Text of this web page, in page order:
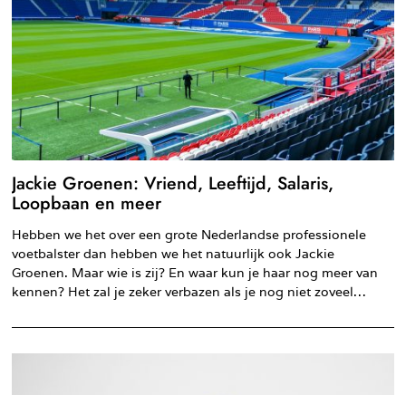
Jackie Groenen: Vriend, Leeftijd, Salaris,
Loopbaan en meer
Hebben we het over een grote Nederlandse professionele
voetbalster dan hebben we het natuurlijk ook Jackie
Groenen. Maar wie is zij? En waar kun je haar nog meer van
kennen? Het zal je zeker verbazen als je nog niet zoveel…